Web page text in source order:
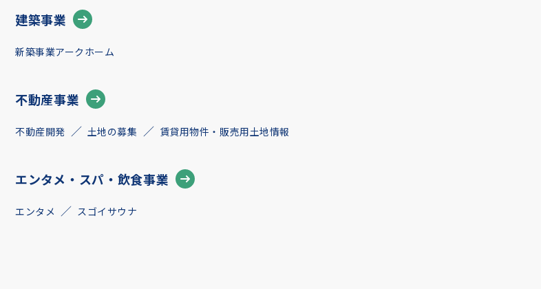
建築事業
新築事業アークホーム
不動産事業
不動産開発 土地の募集 賃貸用物件・販売用土地情報
エンタメ・スパ・飲食事業
エンタメ スゴイサウナ